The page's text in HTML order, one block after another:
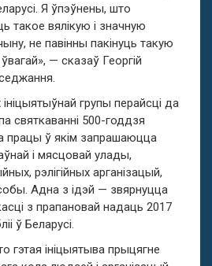
Я ўпэўнены, што
такое вялікую і значную
не павінны пакінуць такую
— сказаў Георгій
групы перайсці да
святкаванні 500-годдзя
працы ў якім запрашаюцца
і мясцовай улады,
рэлігійных арганізацый,
Адна з ідэй — звярнуцца
з прапановай надаць 2017
ў Беларусі.
гэтая ініцыятыва прыцягне